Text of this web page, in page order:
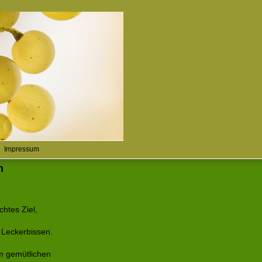
Impressum
Ziel,
gemütlichen